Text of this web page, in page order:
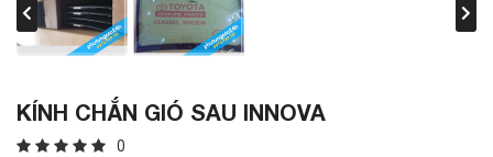
KÍNH CHẮN GIÓ SAU INNOVA
0